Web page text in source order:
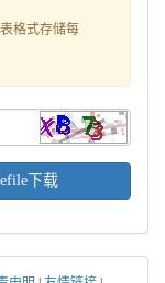
格式存储每
下载